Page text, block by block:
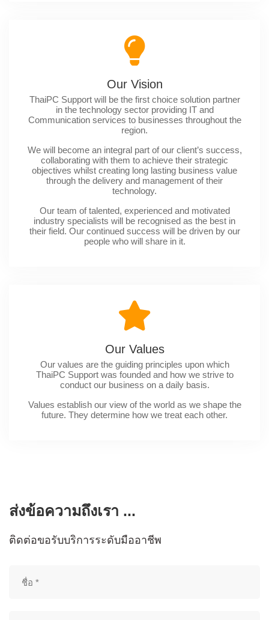
Our Vision
ThaiPC Support will be the first choice solution partner
in the technology sector providing IT and
Communication services to businesses throughout the
region.
We will become an integral part of our client’s success,
collaborating with them to achieve their strategic
objectives whilst creating long lasting business value
through the delivery and management of their
technology.
Our team of talented, experienced and motivated
industry specialists will be recognised as the best in
their field. Our continued success will be driven by our
people who will share in it.
Our Values
Our values are the guiding principles upon which
ThaiPC Support was founded and how we strive to
conduct our business on a daily basis.
Values establish our view of the world as we shape the
future. They determine how we treat each other.
ส่งข้อความถึงเรา ...
ติดต่อขอรับบริการระดับมืออาชีพ